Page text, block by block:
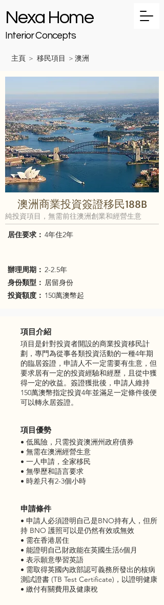
Nexa Home
Interior Concepts
主頁 > 移民項目 > 澳洲
澳洲商業投資簽證移民188B
純投資項目，無需前往澳洲創業和經營生意
​居住要求： 4年住2年
辦理周期： 2-2.5年
身份類型： 居留身份
投資額度： 150萬澳幣起
項目介紹
項目是針對投資者開設的商業投資移民計
劃，專門為從事各類投資活動的一種4年期
的臨居簽證，申請人不一定需要有生意，但
要求居有一定的投資經驗和經歷，且從中獲
得一定的收益。簽證獲批後，申請人維持
150萬澳幣指定投資4年並滿足一定條件後便
可以轉永居簽證。
項目優勢
• 低風險，只需投資澳洲州政府債券
• 無需在澳洲經營生意
• 一人申請，全家移民
• 無學歷和語言要求
• 時差只有2-3個小時
申請條件
• 申請人必須證明自己是BNO持有人，但所
持 BNO 護照可以是仍然有效或無效
• 需在香港居住
• 能證明自己財政能在英國生活6個月
• 表示願意學習英語
• 需取得英國內政部認可義務所發出的核病
測試證書 (TB Test Certificate)，以證明健康
• 繳付有關費用及健康稅